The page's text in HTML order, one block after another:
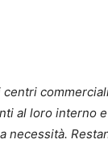
centri
al loro interno
necessità.